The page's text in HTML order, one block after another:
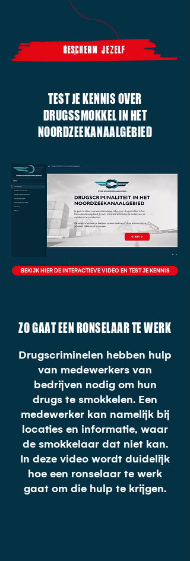
bescherm jezelf
TEST JE KENNIS OVER
DRUGSSMOKKEL IN HET
NOORDZEEKANAALGEBIED
BEKIJK HIER DE INTERACTIEVE VIDEO EN TEST JE KENNIS
ZO GAAT EEN RONSELAAR TE WERK
Drugscriminelen hebben hulp
van medewerkers van
bedrijven nodig om hun
drugs te smokkelen. Een
medewerker kan namelijk bij
locaties en informatie, waar
de smokkelaar dat niet kan.
In deze video wordt duidelijk
hoe een ronselaar te werk
gaat om die hulp te krijgen.